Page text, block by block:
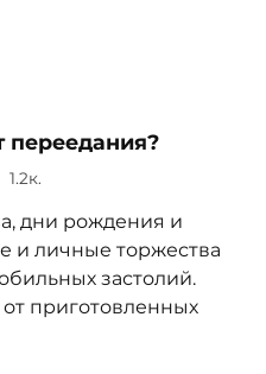
1.2к.
дни рождения и
и личные торжества
застолий.
приготовленных